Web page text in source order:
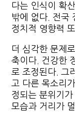
다는 인식이 확
밖에 없다. 전국
정치적 영향력
더 심각한 문제
축이다. 건강한
로 조정된다. 그
고 다른 목소리가
정되는 분위기
모습과 거리가